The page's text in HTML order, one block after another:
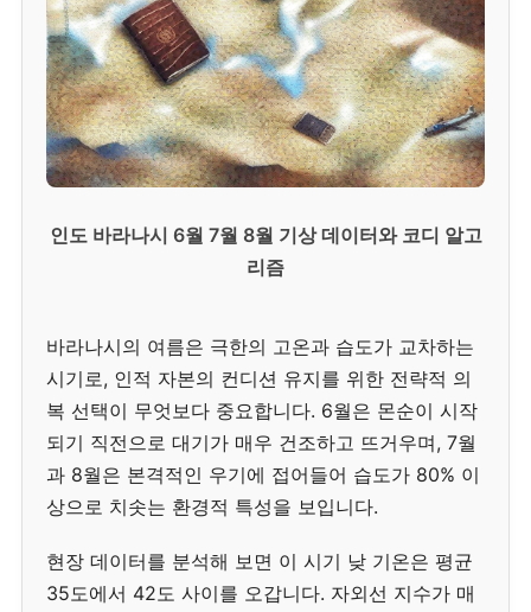
인도 바라나시 6월 7월 8월 기상 데이터와 코디 알고
리즘
바라나시의 여름은 극한의 고온과 습도가 교차하는
시기로, 인적 자본의 컨디션 유지를 위한 전략적 의
복 선택이 무엇보다 중요합니다. 6월은 몬순이 시작
되기 직전으로 대기가 매우 건조하고 뜨거우며, 7월
과 8월은 본격적인 우기에 접어들어 습도가 80% 이
상으로 치솟는 환경적 특성을 보입니다.
현장 데이터를 분석해 보면 이 시기 낮 기온은 평균
35도에서 42도 사이를 오갑니다. 자외선 지수가 매